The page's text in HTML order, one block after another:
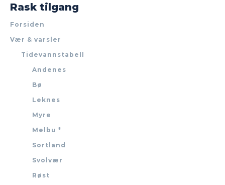
Rask tilgang
Forsiden
Vær & varsler
Tidevannstabell
Andenes
Bø
Leknes
Myre
Melbu *
Sortland
Svolvær
Røst